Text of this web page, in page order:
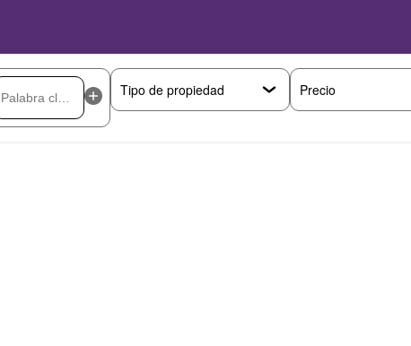
Precio